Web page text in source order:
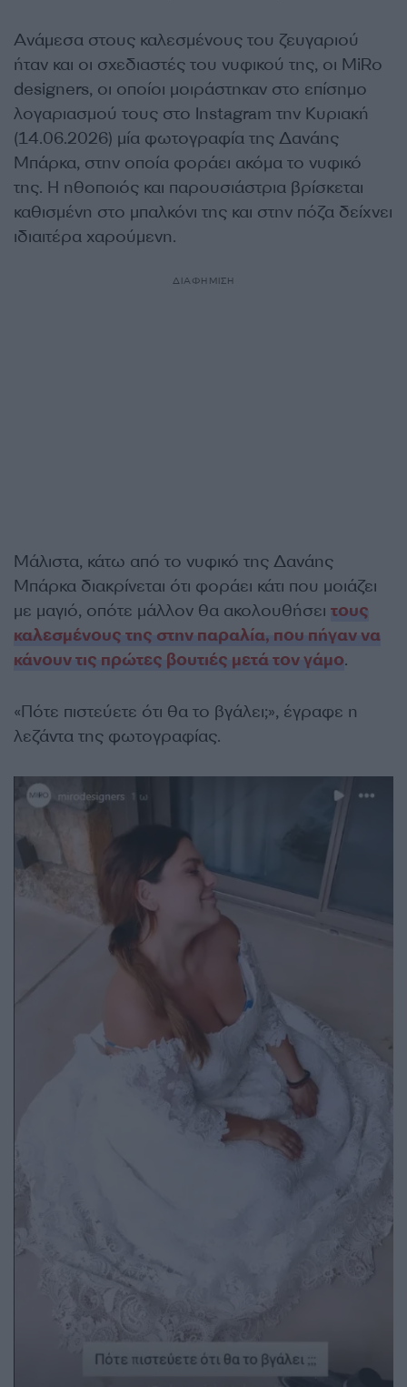
Ανάμεσα στους καλεσμένους του ζευγαριού
ήταν και οι σχεδιαστές του νυφικού της, οι MiRo
designers, οι οποίοι μοιράστηκαν στο επίσημο
λογαριασμού τους στο Instagram την Κυριακή
(14.06.2026) μία φωτογραφία της Δανάης
Μπάρκα, στην οποία φοράει ακόμα το νυφικό
της. Η ηθοποιός και παρουσιάστρια βρίσκεται
καθισμένη στο μπαλκόνι της και στην πόζα δείχνει
ιδιαιτέρα χαρούμενη.
ΔΙΑΦΗΜΙΣΗ
Μάλιστα, κάτω από το νυφικό της Δανάης
Μπάρκα διακρίνεται ότι φοράει κάτι που μοιάζει
με μαγιό, οπότε μάλλον θα ακολουθήσει τους
καλεσμένους της στην παραλία, που πήγαν να
κάνουν τις πρώτες βουτιές μετά τον γάμο.
«Πότε πιστεύετε ότι θα το βγάλει;», έγραφε η
λεζάντα της φωτογραφίας.